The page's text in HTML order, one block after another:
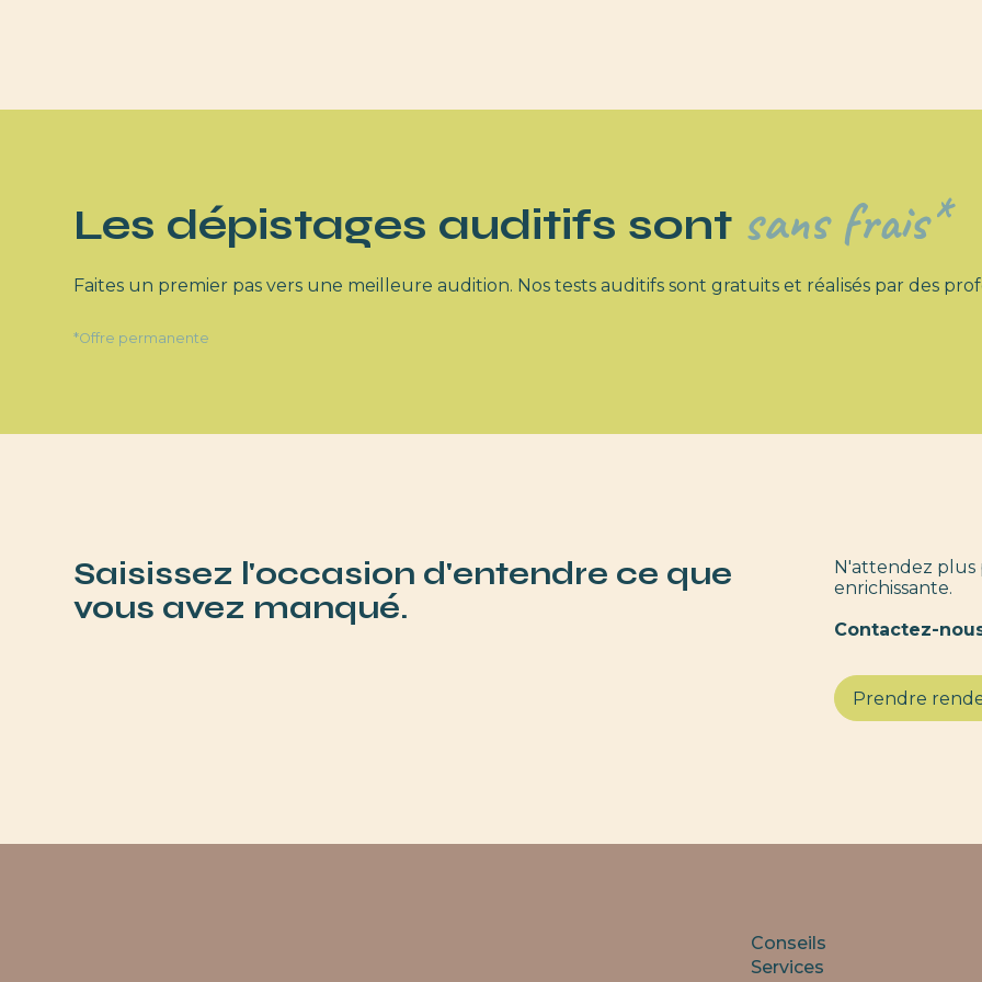
Les dépistages auditifs sont sans frais*
Faites un premier pas vers une meilleure audition. Nos tests auditifs sont gratuits et réalisés par des
*Offre permanente
Saisissez l'occasion d'entendre ce que
vous avez manqué.
N'attendez plus
enrichissante.
Contactez-
Prendre
Conseils
Services